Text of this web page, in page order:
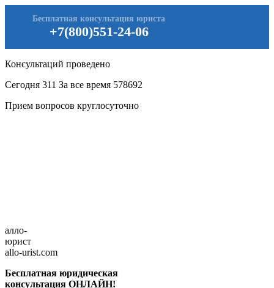
+7(800)551-24-06
Бесплатная консультация юриста
Консультаций проведено
Сегодня 311 За все время 578692
Прием вопросов круглосуточно
алло-
юрист
allo-urist.com
Бесплатная юридическая
консультация ОНЛАЙН!